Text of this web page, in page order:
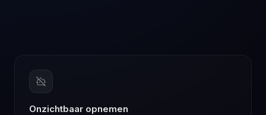
Onzichtbaar opnemen